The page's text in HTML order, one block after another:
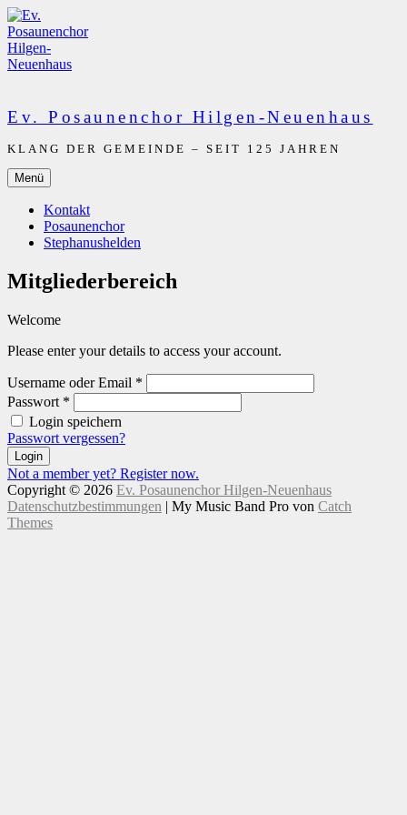
Zum
Inhalt
springen
Ev. Posaunenchor Hilgen-Neuenhaus
KLANG DER GEMEINDE – SEIT 125 JAHREN
Menü
Kontakt
Posaunenchor
Stephanushelden
Mitgliederbereich
Welcome
Please enter your details to access your account.
Username oder Email *
Passwort *
Login speichern
Passwort vergessen?
Login
Not a member yet? Register now.
Copyright © 2026 Ev. Posaunenchor Hilgen-Neuenhaus
Datenschutzbestimmungen | My Music Band Pro von Catch
Themes